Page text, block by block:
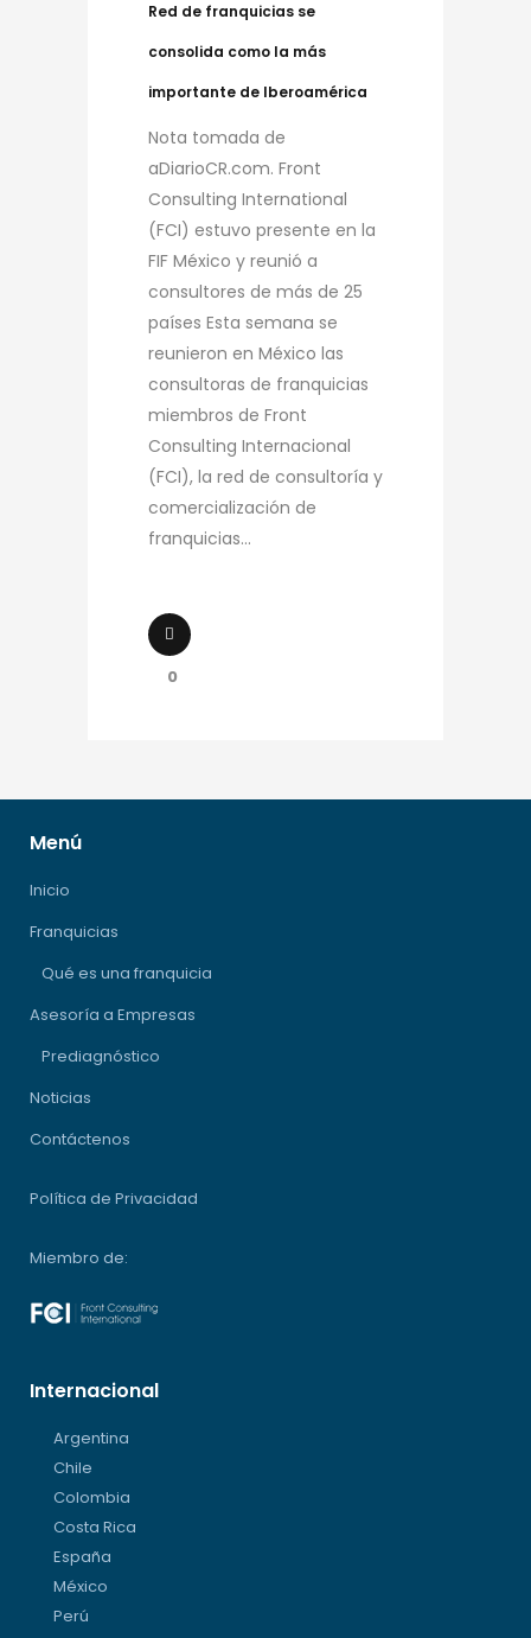
Red de franquicias se
consolida como la más
importante de Iberoamérica
Nota tomada de
aDiarioCR.com. Front
Consulting International
(FCI) estuvo presente en la
FIF México y reunió a
consultores de más de 25
países Esta semana se
reunieron en México las
consultoras de franquicias
miembros de Front
Consulting Internacional
(FCI), la red de consultoría y
comercialización de
franquicias...
0
Menú
Inicio
Franquicias
Qué es una franquicia
Asesoría a Empresas
Prediagnóstico
Noticias
Contáctenos
Política de Privacidad
Miembro de:
Internacional
Argentina
Chile
Colombia
Costa Rica
España
México
Perú